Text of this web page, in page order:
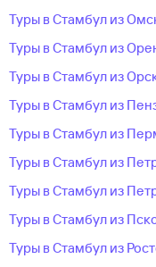
Туры в Стамбул из
Туры в Стамбул из
Туры в Стамбул из
Туры в Стамбул из
Туры в Стамбул из
Туры в Стамбул из
Туры в Стамбул из
Туры в Стамбул из
Туры в Стамбул из